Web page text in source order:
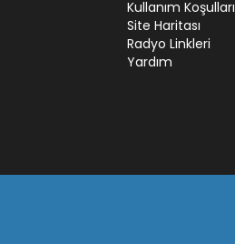
Kullanım Koşulları
Site Haritası
Radyo Linkleri
Yardım